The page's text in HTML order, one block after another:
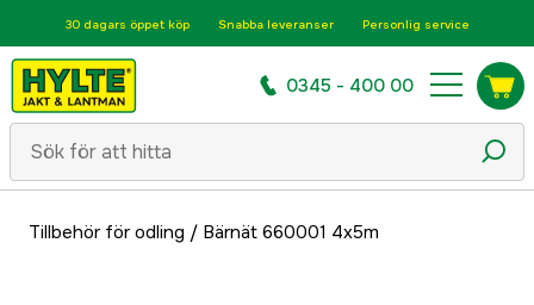
30 dagars öppet köp Snabba leveranser Personlig service
0345 - 400 00
Tillbehör för odling / Bärnät 660001 4x5m